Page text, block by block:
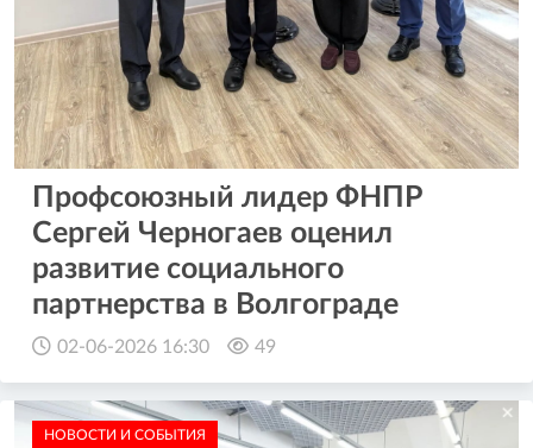
Профсоюзный лидер ФНПР
Сергей Черногаев оценил
развитие социального
партнерства в Волгограде
02-06-2026 16:30 49
НОВОСТИ И СОБЫТИЯ